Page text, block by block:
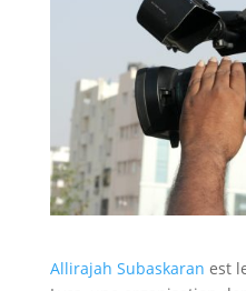
Allirajah Subaskaran est